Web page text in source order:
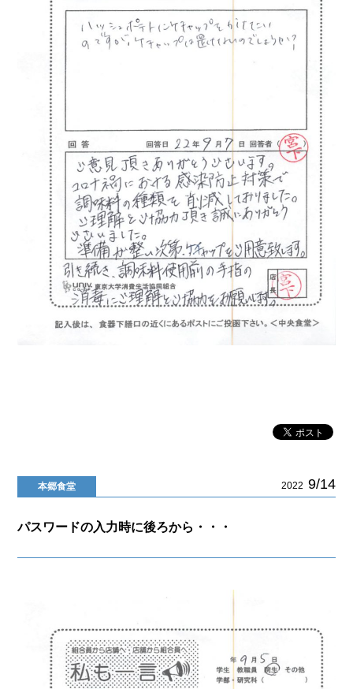
本郷食堂 2022 9/14
パスワードの入力時に後ろから・・・